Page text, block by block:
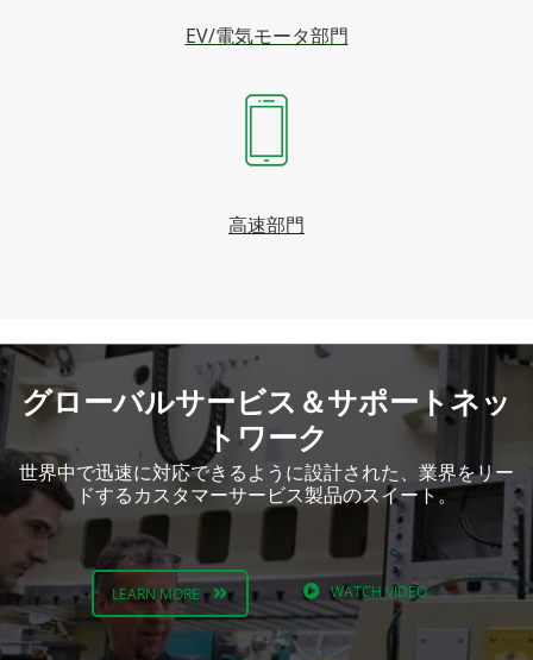
EV/電気モータ部門
高速部門
グローバルサービス＆サポートネッ
トワーク
世界中で迅速に対応できるように設計された、業界をリー
ドするカスタマーサービス製品のスイート。
LEARN MORE WATCH VIDEO